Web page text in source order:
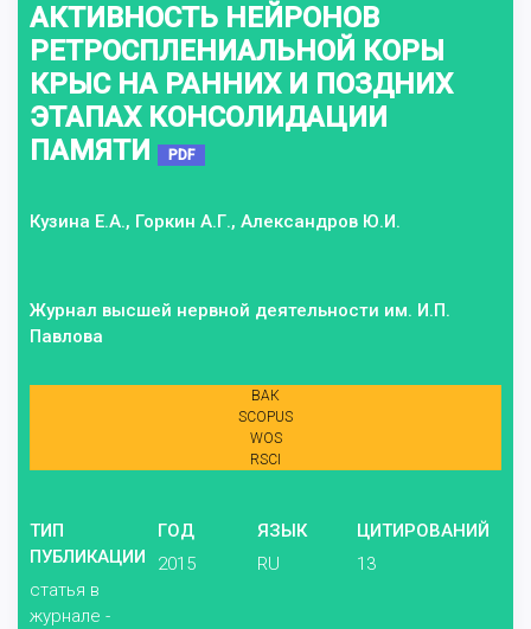
АКТИВНОСТЬ НЕЙРОНОВ
РЕТРОСПЛЕНИАЛЬНОЙ КОРЫ
КРЫС НА РАННИХ И ПОЗДНИХ
ЭТАПАХ КОНСОЛИДАЦИИ
ПАМЯТИ
PDF
Кузина Е.А., Горкин А.Г., Александров Ю.И.
Журнал высшей нервной деятельности им. И.П.
Павлова
ВАК
SCOPUS
WOS
RSCI
ТИП
ПУБЛИКАЦИИ
статья в
журнале -
ГОД
2015
ЯЗЫК
RU
ЦИТИРОВАНИЙ
13